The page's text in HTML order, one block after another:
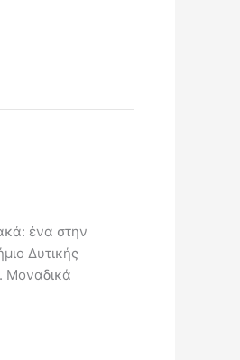
ένα στην
Δυτικής
Μοναδικά